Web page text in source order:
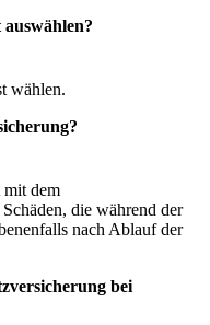
wählen.
mit dem
die während der
nach Ablauf der
bei